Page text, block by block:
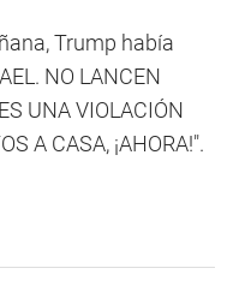
Trump había
NO LANCEN
UNA VIOLACIÓN
A CASA, ¡AHORA!".